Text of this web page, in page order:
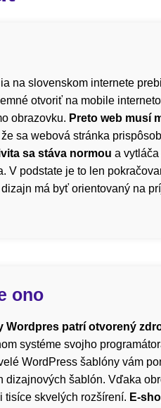
na slovenskom internete
otvoriť na mobile
obrazovku. Preto web musí
sa webová stránka
sa stáva normou a
V podstate je to len
má byť orientovaný na
ono
Wordpres patrí otvorený
systéme svojho
WordPress šablóny vám
dizajnových šablón. Vďaka
tisíce skvelých rozšírení. E-